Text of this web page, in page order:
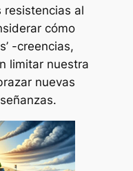
resistencias al
cómo
-creencias,
limitar nuestra
nuevas